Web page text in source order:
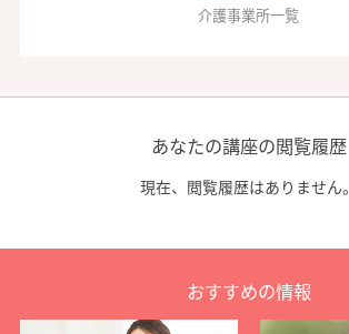
介護事業所一覧
あなたの講座の閲覧履歴
現在、閲覧履歴はありません。
おすすめの情報